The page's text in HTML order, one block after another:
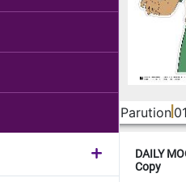
Parution
DAILY
Copy